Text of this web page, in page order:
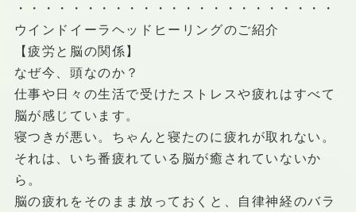
・・・・・・・・・・・・・・・・・・・・・・・
ウインドイーラヘッドヒーリングのご紹介
【疲労と脳の関係】
なぜ今、頭なのか？
仕事や日々の生活で受けたストレスや疲れはすべて
脳が感じています。
寝つきが悪い。ちゃんと寝たのに疲れが取れない。
それは、いち番疲れている脳が癒されていないか
ら。
脳の疲れをそのまま放っておくと、自律神経のバラ